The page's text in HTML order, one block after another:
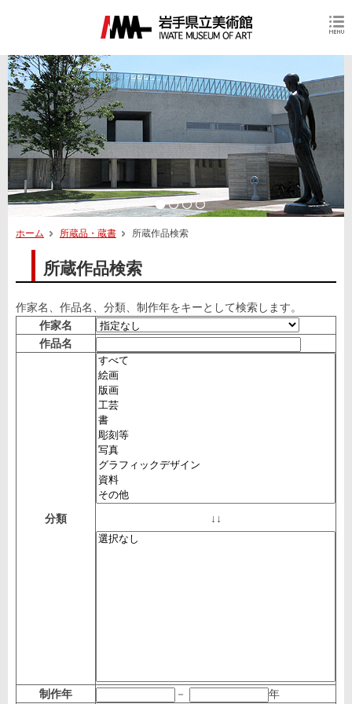
ホーム 所蔵品・蔵書 所蔵作品検索
所蔵作品検索
作家名、作品名、分類、制作年をキーとして検索します。
作家名
作品名
分類 ↓↓
制作年 － 年